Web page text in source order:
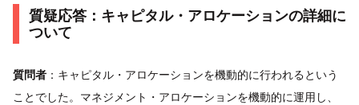
質疑応答：キャピタル・アロケーションの詳細に
ついて
質問者 ：キャピタル・アロケーションを機動的に行われるという
ことでした。マネジメント・アロケーションを機動的に運用し、